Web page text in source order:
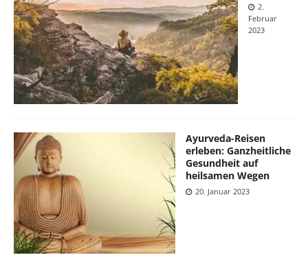
2.
Februar
2023
Ayurveda-Reisen
erleben: Ganzheitliche
Gesundheit auf
heilsamen Wegen
20. Januar 2023